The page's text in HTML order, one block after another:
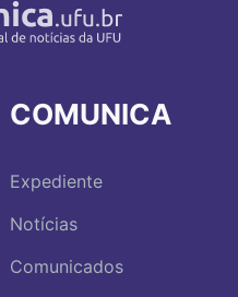
COMUNICA
Expediente
Notícias
Comunicados